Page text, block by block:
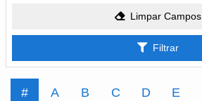
Limpar Campos
Filtrar
# A B C D E